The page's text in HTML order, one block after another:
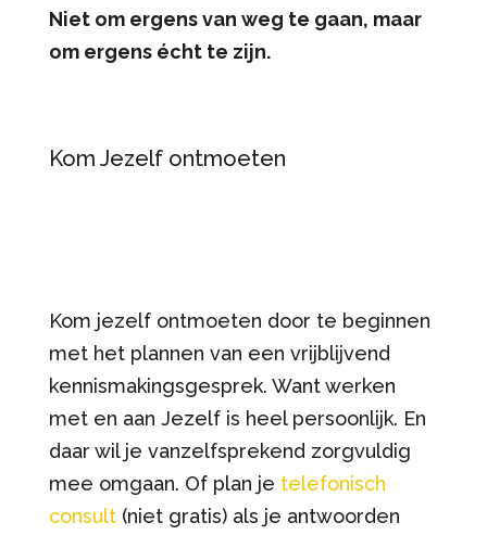
Niet om ergens van weg te gaan, maar
om ergens écht te zijn.
Kom Jezelf ontmoeten
Kom jezelf ontmoeten door te beginnen
met het plannen van een vrijblijvend
kennismakingsgesprek. Want werken
met en aan Jezelf is heel persoonlijk. En
daar wil je vanzelfsprekend zorgvuldig
mee omgaan. Of plan je telefonisch
consult (niet gratis) als je antwoorden